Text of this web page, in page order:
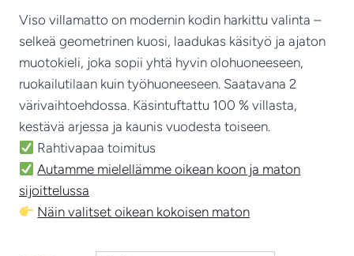
-
€3,281.00
Viso villamatto on modernin kodin harkittu valinta –
selkeä geometrinen kuosi, laadukas käsityö ja ajaton
muotokieli, joka sopii yhtä hyvin olohuoneeseen,
ruokailutilaan kuin työhuoneeseen. Saatavana 2
värivaihtoehdossa. Käsintuftattu 100 % villasta,
kestävä arjessa ja kaunis vuodesta toiseen.
Rahtivapaa toimitus
Autamme mielellämme oikean koon ja maton
sijoittelussa
Näin valitset oikean kokoisen maton